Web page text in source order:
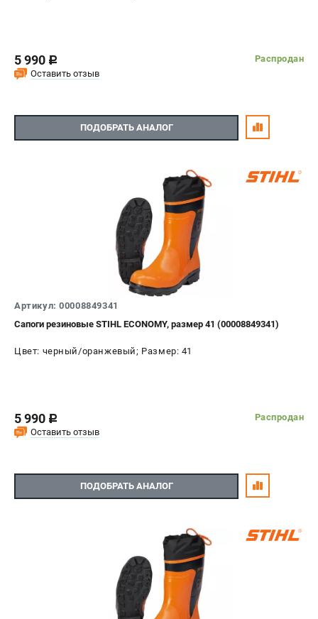
5 990 c
Распродан
Оставить отзыв
ПОДОБРАТЬ АНАЛОГ
Артикул: 00008849341
Сапоги резиновые STIHL ECONOMY, размер 41 (00008849341)
Цвет: черный/оранжевый; Размер: 41
5 990 c
Распродан
Оставить отзыв
ПОДОБРАТЬ АНАЛОГ